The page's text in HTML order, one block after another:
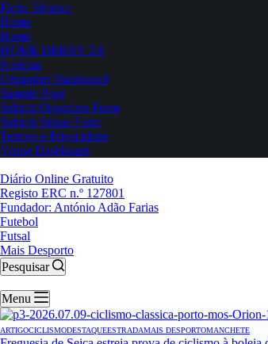
Ficha Técnica
Home
Home
HOME DERBY 2.0
Notícias
Organizer Dashboard
Sample Page
Submit Organizer Form
Submit Venue Form
Termos e Privacidade
Venue Dashboard
Diário Online Gratuito
Registo ERC n.º 127801
Fundador: António Adão Farias
Futebol
Futsal
Mais Desporto
Pesquisar
Menu
ARTIGOCICLISMODESTAQUEESTRADAMAIS DESPORTOMANCHETE